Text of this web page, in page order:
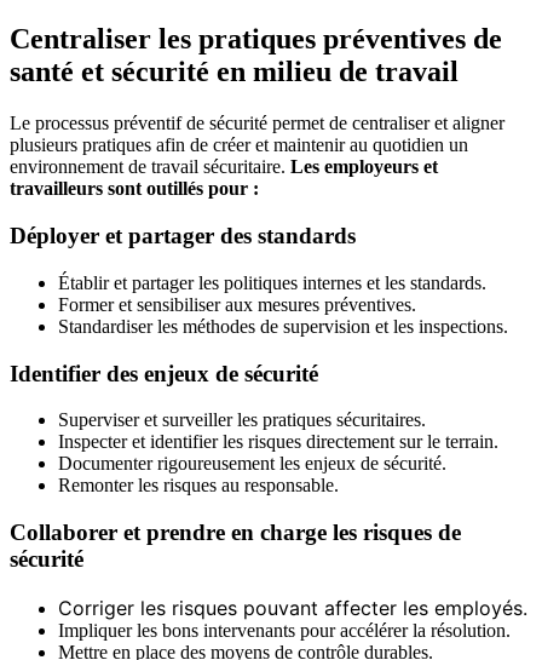
Centraliser les pratiques préventives de
santé et sécurité en milieu de travail
Le processus préventif de sécurité permet de centraliser et aligner
plusieurs pratiques afin de créer et maintenir au quotidien un
environnement de travail sécuritaire. Les employeurs et
travailleurs sont outillés pour :
Déployer et partager des standards
Établir et partager les politiques internes et les standards.
Former et sensibiliser aux mesures préventives.
Standardiser les méthodes de supervision et les inspections.
Identifier des enjeux de sécurité
Superviser et surveiller les pratiques sécuritaires.
Inspecter et identifier les risques directement sur le terrain.
Documenter rigoureusement les enjeux de sécurité.
Remonter les risques au responsable.
Collaborer et prendre en charge les risques de
sécurité
Corriger les risques pouvant affecter les employés.
Impliquer les bons intervenants pour accélérer la résolution.
Mettre en place des moyens de contrôle durables.